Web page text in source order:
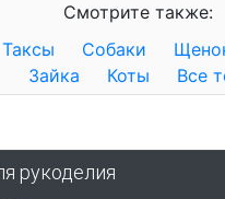
Смотрите также:
Таксы Собаки
Зайка
Коты Все
рукоделия